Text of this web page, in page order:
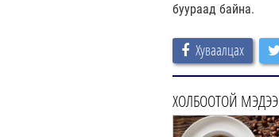
буураад байна.
Хуваалцах
ХОЛБООТОЙ МЭДЭЭ